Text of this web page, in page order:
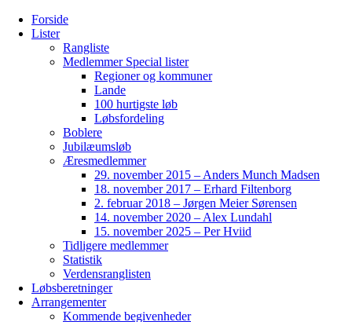
Forside
Lister
Rangliste
Medlemmer Special lister
Regioner og kommuner
Lande
100 hurtigste løb
Løbsfordeling
Boblere
Jubilæumsløb
Æresmedlemmer
29. november 2015 – Anders Munch Madsen
18. november 2017 – Erhard Filtenborg
2. februar 2018 – Jørgen Meier Sørensen
14. november 2020 – Alex Lundahl
15. november 2025 – Per Hviid
Tidligere medlemmer
Statistik
Verdensranglisten
Løbsberetninger
Arrangementer
Kommende begivenheder